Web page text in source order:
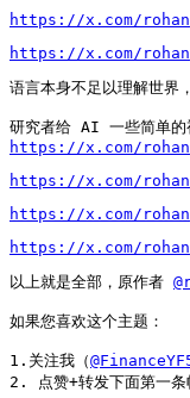
https://x.com/
https://x.com/
语言本身不足以理解世界
https://x.com/
https://x.com/
https://x.com/
https://x.com/
以上就是全部，原作者
如果您喜欢这个主题：
1.关注我（
2. 点赞+转发下面第一条